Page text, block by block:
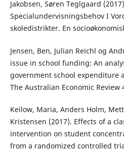
Jakobsen, Søren Teglgaard
Specialundervisningsbehov I
skoledistrikter. En
Jensen, Ben, Julian Reichl og
issue in school funding: An
government school expenditure
The Australian Economic Review
Keilow, Maria, Anders Holm,
Kristensen (2017). Effects of a
intervention on student
from a randomized controlled